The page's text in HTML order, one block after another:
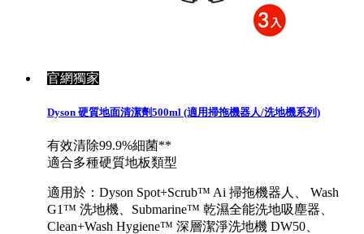
官網獨家
Dyson 硬質地面清潔劑500ml (適用掃拖機器人/洗地機系列)
有效清除99.9%細菌**
適合多種硬質地板類型
適用於：Dyson Spot+Scrub™ Ai 掃拖機器人、 Wash
G1™ 洗地機、Submarine™ 乾濕全能洗地吸塵器、
Clean+Wash Hygiene™ 深層潔淨洗地機 DW50、